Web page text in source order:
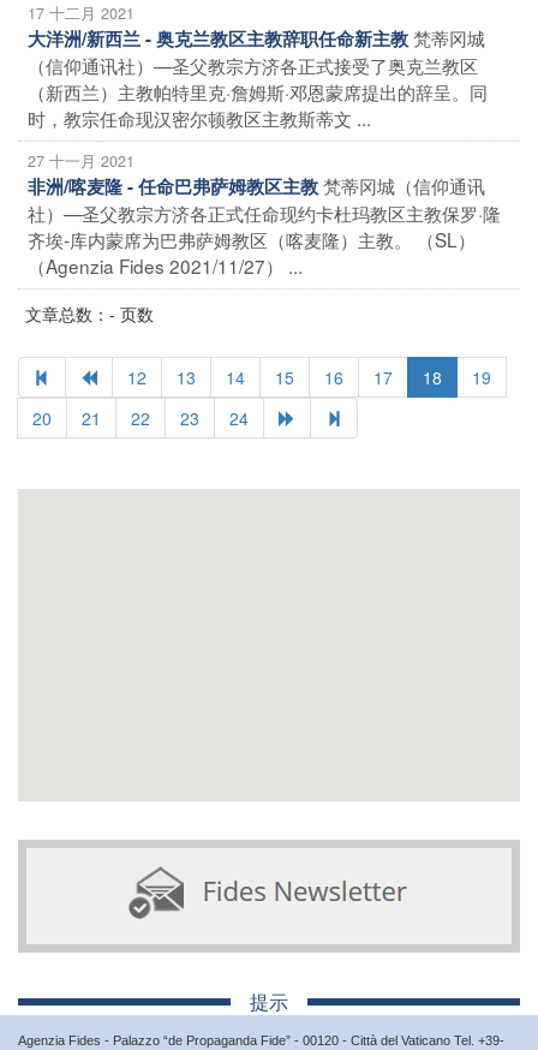
17 十二月 2021
大洋洲/新西兰 - 奥克兰教区主教辞职任命新主教梵蒂冈城
（信仰通讯社）—圣父教宗方济各正式接受了奥克兰教区
（新西兰）主教帕特里克·詹姆斯·邓恩蒙席提出的辞呈。同
时，教宗任命现汉密尔顿教区主教斯蒂文 ...
27 十一月 2021
非洲/喀麦隆 - 任命巴弗萨姆教区主教梵蒂冈城（信仰通讯
社）—圣父教宗方济各正式任命现约卡杜玛教区主教保罗·隆
齐埃-库内蒙席为巴弗萨姆教区（喀麦隆）主教。 （SL）
（Agenzia Fides 2021/11/27） ...
文章总数：- 页数
12 13 14 15 16 17 18
19
20
21 22 23 24
提示
Agenzia Fides - Palazzo “de Propaganda Fide” - 00120 - Città del Vaticano Tel. +39-